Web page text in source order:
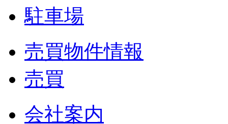
駐車場
売買物件情報
売買
会社案内